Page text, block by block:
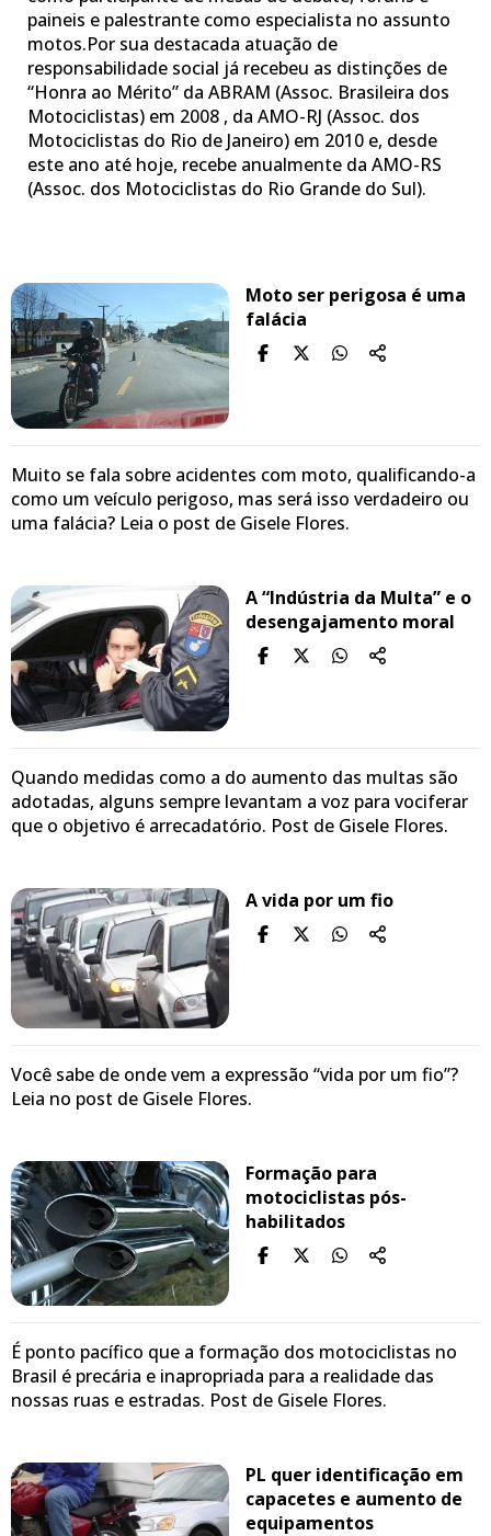
paineis e palestrante como especialista no assunto
motos.Por sua destacada atuação de
responsabilidade social já recebeu as distinções de
“Honra ao Mérito” da ABRAM (Assoc. Brasileira dos
Motociclistas) em 2008 , da AMO-RJ (Assoc. dos
Motociclistas do Rio de Janeiro) em 2010 e, desde
este ano até hoje, recebe anualmente da AMO-RS
(Assoc. dos Motociclistas do Rio Grande do Sul).
Moto ser perigosa é uma
falácia
Muito se fala sobre acidentes com moto, qualificando-a
como um veículo perigoso, mas será isso verdadeiro ou
uma falácia? Leia o post de Gisele Flores.
A “Indústria da Multa” e o
desengajamento moral
Quando medidas como a do aumento das multas são
adotadas, alguns sempre levantam a voz para vociferar
que o objetivo é arrecadatório. Post de Gisele Flores.
A vida por um fio
Você sabe de onde vem a expressão “vida por um fio”?
Leia no post de Gisele Flores.
Formação para
motociclistas pós-
habilitados
É ponto pacífico que a formação dos motociclistas no
Brasil é precária e inapropriada para a realidade das
nossas ruas e estradas. Post de Gisele Flores.
PL quer identificação em
capacetes e aumento de
equipamentos